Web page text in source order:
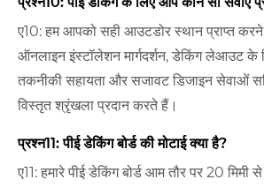
ए10: हम आपको सही आउटडोर स्थान प्राप्त
ऑनलाइन इंस्टॉलेशन मार्गदर्शन, डेकिंग लेआउट के
तकनीकी सहायता और सजावट डिजाइन सेवाओं
विस्तृत श्रृंखला प्रदान करते हैं।
प्रश्न11: पीई डेकिंग बोर्ड की मोटाई क्या है?
ए11: हमारे पीई डेकिंग बोर्ड आम तौर पर 20 मिमी